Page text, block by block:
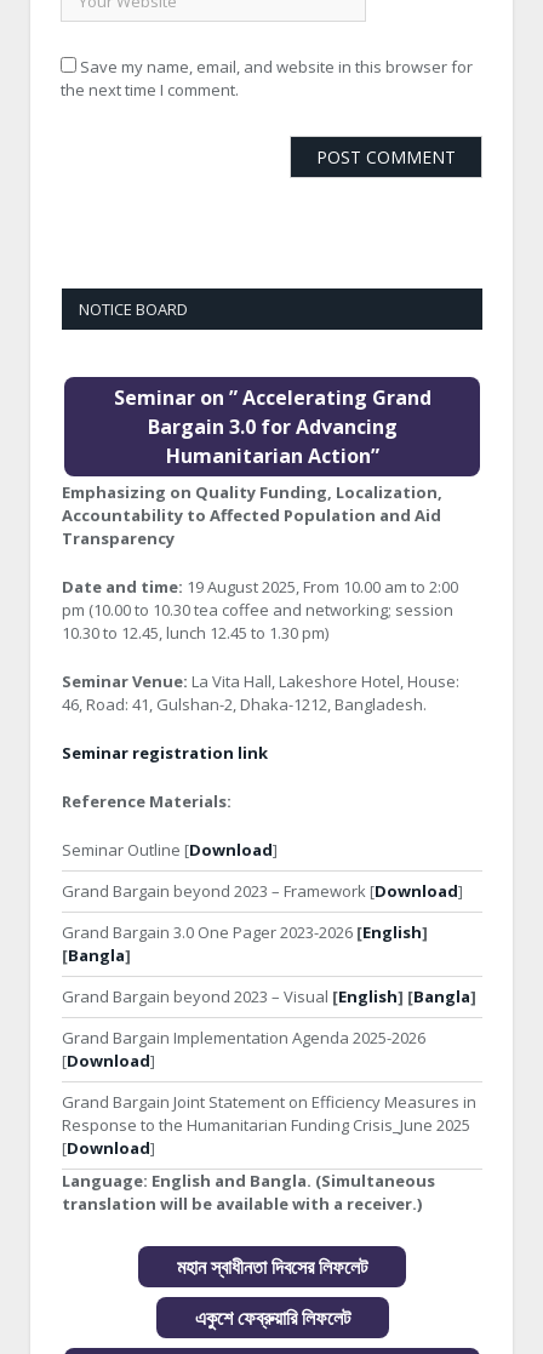
Save my name, email, and website in this browser for
the next time I comment.
NOTICE BOARD
Seminar on ” Accelerating Grand
Bargain 3.0 for Advancing
Humanitarian Action”
Emphasizing on Quality Funding, Localization,
Accountability to Affected Population and Aid
Transparency
Date and time: 19 August 2025, From 10.00 am to 2:00
pm (10.00 to 10.30 tea coffee and networking; session
10.30 to 12.45, lunch 12.45 to 1.30 pm)
Seminar Venue: La Vita Hall, Lakeshore Hotel, House:
46, Road: 41, Gulshan-2, Dhaka-1212, Bangladesh.
Seminar registration link
Reference Materials:
Seminar Outline [Download]
Grand Bargain beyond 2023 – Framework [Download]
Grand Bargain 3.0 One Pager 2023-2026 [English]
[Bangla]
Grand Bargain beyond 2023 – Visual [English] [Bangla]
Grand Bargain Implementation Agenda 2025-2026
[Download]
Grand Bargain Joint Statement on Efficiency Measures in
Response to the Humanitarian Funding Crisis_June 2025
[Download]
Language: English and Bangla. (Simultaneous
translation will be available with a receiver.)
মহান স্বাধীনতা দিবসের লিফলেট
একুশে ফেব্রুয়ারি লিফলেট